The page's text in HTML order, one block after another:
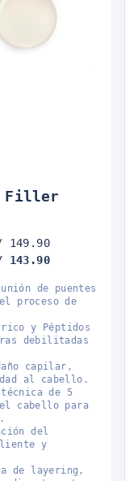
Filler
149.90
143.90
de puentes
proceso de
y Péptidos
debilitadas
capilar,
al cabello.
técnica de 5
cabello para
del
y
de layering,